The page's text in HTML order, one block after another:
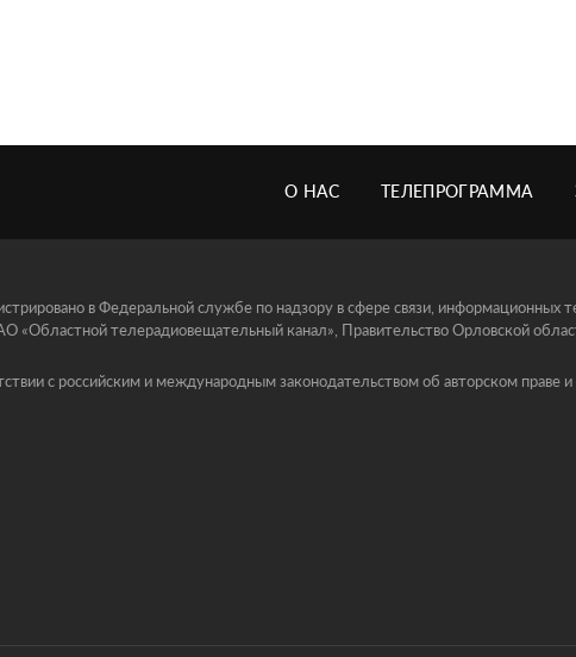
О НАС ТЕЛЕПРОГРАММА
в Федеральной службе по надзору в сфере связи, информационных
телерадиовещательный канал», Правительство Орловской
с российским и международным законодательством об авторском праве